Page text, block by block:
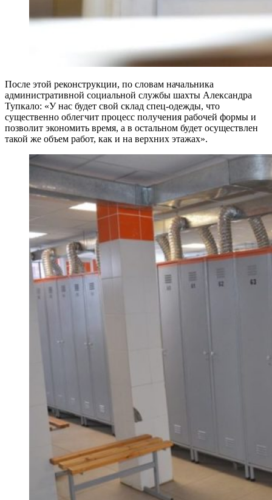
После этой реконструкции, по словам начальника
административной социальной службы шахты Александра
Тупкало: «У нас будет свой склад спец-одежды, что
существенно облегчит процесс получения рабочей формы и
позволит экономить время, а в остальном будет осуществлен
такой же объем работ, как и на верхних этажах».